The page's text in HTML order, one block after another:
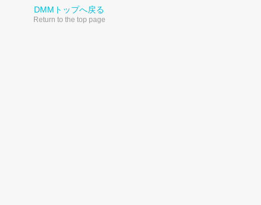
DMMトップへ戻る
Return to the top page